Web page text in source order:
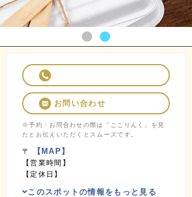
お問い合わせ
※予約・お問合わせの際は「ここりんく」を見
たとお伝えいただくとスムーズです。
〒 【MAP】
【営業時間】
【定休日】
このスポットの情報をもっと見る